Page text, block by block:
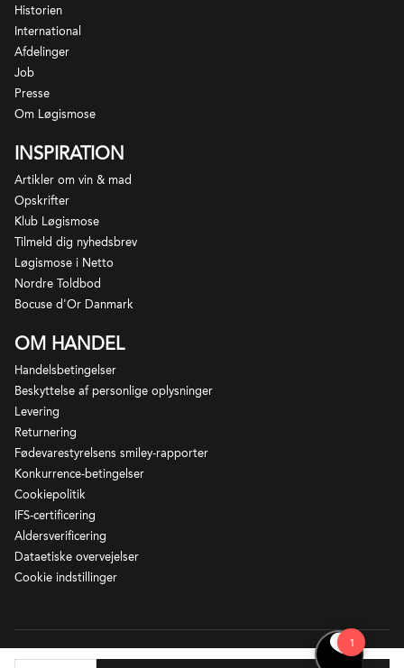
Historien
International
Afdelinger
Job
Presse
Om Løgismose
INSPIRATION
Artikler om vin & mad
Opskrifter
Klub Løgismose
Tilmeld dig nyhedsbrev
Løgismose i Netto
Nordre Toldbod
Bocuse d'Or Danmark
OM HANDEL
Handelsbetingelser
Beskyttelse af personlige oplysninger
Levering
Returnering
Fødevarestyrelsens smiley-rapporter
Konkurrence-betingelser
Cookiepolitik
IFS-certificering
Aldersverificering
Dataetiske overvejelser
Cookie indstillinger
Løgismose – Ny Vestergade 2 – 5672 Broby - CVR-nr 21924679.